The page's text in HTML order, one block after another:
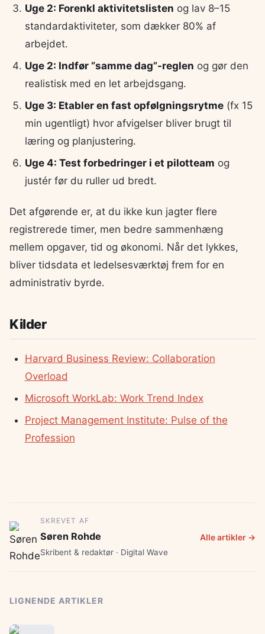
Uge 2: Forenkl aktivitetslisten og lav 8–15
standardaktiviteter, som dækker 80% af
arbejdet.
Uge 2: Indfør “samme dag”-reglen og gør den
realistisk med en let arbejdsgang.
Uge 3: Etabler en fast opfølgningsrytme(fx 15
min ugentligt) hvor afvigelser bliver brugt til
læring og planjustering.
Uge 4: Test forbedringer i et pilotteam og
justér før du ruller ud bredt.
Det afgørende er, at du ikke kun jagter flere
registrerede timer, men bedre sammenhæng
mellem opgaver, tid og økonomi. Når det lykkes,
bliver tidsdata et ledelsesværktøj frem for en
administrativ byrde.
Kilder
Harvard Business Review: Collaboration
Overload
Microsoft WorkLab: Work Trend Index
Project Management Institute: Pulse of the
Profession
SKREVET AF
Søren Rohde
Skribent & redaktør · Digital Wave
Alle artikler →
LIGNENDE ARTIKLER